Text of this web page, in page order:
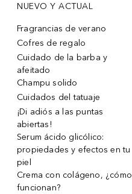
NUEVO Y ACTUAL
Fragrancias de verano
Cofres de regalo
Cuidado de la barba y
afeitado
Champu solido
Cuidados del tatuaje
¡Di adiós a las puntas
abiertas!
Serum ácido glicólico:
propiedades y efectos en tu
piel
Crema con colágeno, ¿cómo
funcionan?